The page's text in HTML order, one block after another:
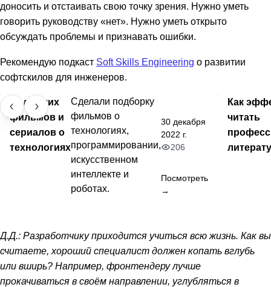
доносить и отстаивать свою точку зрения. Нужно уметь
говорить руководству «нет». Нужно уметь открыто
обсуждать проблемы и признавать ошибки.
Рекомендую подкаст Soft Skills Engineering о развитии
софтскилов для инженеров.
50 лучших
фильмов и
сериалов о
технологиях
Сделали подборку
фильмов о
технологиях,
программировании,
искусственном
интеллекте и
роботах.
30 декабря
2022 г.
206
Посмотреть
→
Как
читать
Д.Д.: Разработчику приходится учиться всю жизнь. Как вы
считаете, хороший специалист должен копать вглубь
или вширь? Например, фронтендеру лучше
прокачиваться в своём направлении, углубляться в